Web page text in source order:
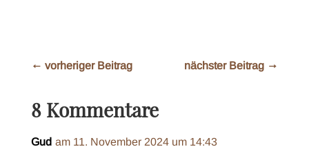
← vorheriger Beitrag nächster Beitrag →
8 Kommentare
Gud am 11. November 2024 um 14:43